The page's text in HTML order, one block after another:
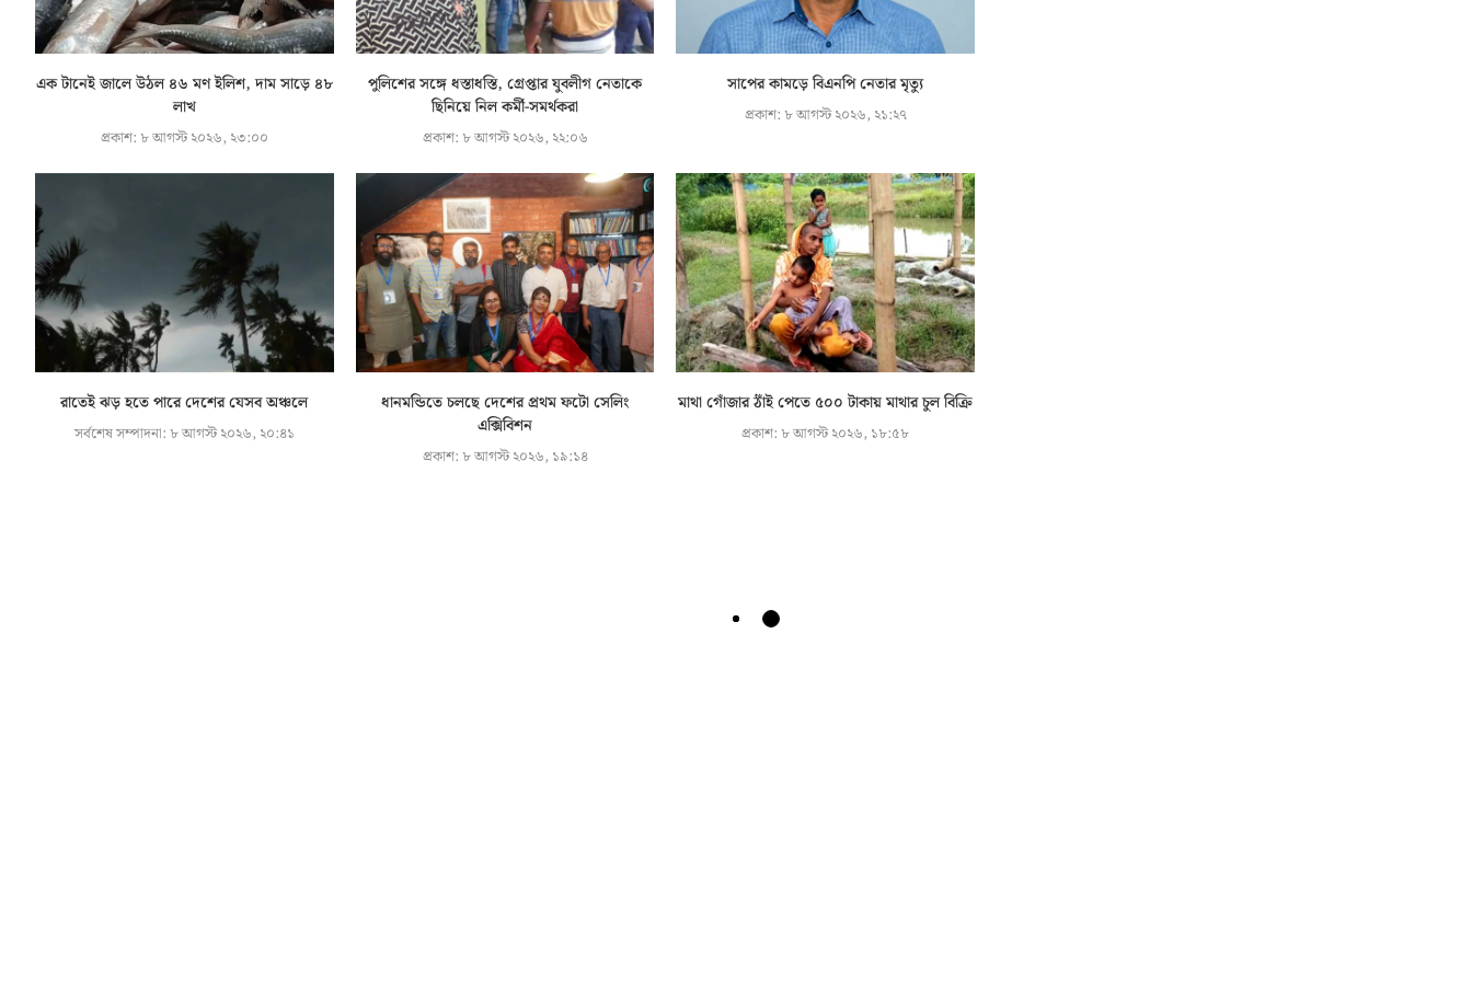
এক টানেই জালে উঠল ৪৬ মণ ইলিশ, দাম সাড়ে ৪৮
লাখ
প্রকাশ: ৮ আগস্ট ২০২৬, ২৩:০০
পুলিশের সঙ্গে ধস্তাধস্তি, গ্রেপ্তার যুবলীগ নেতাকে
ছিনিয়ে নিল কর্মী-সমর্থকরা
প্রকাশ: ৮ আগস্ট ২০২৬, ২২:০৬
সাপের কামড়ে বিএনপি নেতার মৃত্যু
প্রকাশ: ৮ আগস্ট ২০২৬, ২১:২৭
রাতেই ঝড় হতে পারে দেশের যেসব অঞ্চলে
সর্বশেষ সম্পাদনা: ৮ আগস্ট ২০২৬, ২০:৪১
ধানমন্ডিতে চলছে দেশের প্রথম ফটো সেলিং
এক্সিবিশন
প্রকাশ: ৮ আগস্ট ২০২৬, ১৯:১৪
মাথা গোঁজার ঠাঁই পেতে ৫০০ টাকায় মাথার চুল বিক্রি
প্রকাশ: ৮ আগস্ট ২০২৬, ১৮:৫৮